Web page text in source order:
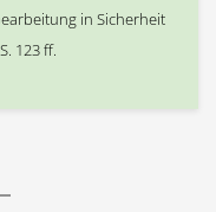
in Sicherheit
123 ff.